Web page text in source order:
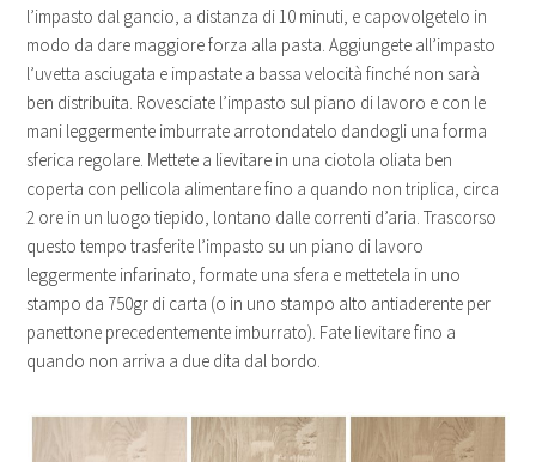
l’impasto dal gancio, a distanza di 10 minuti, e capovolgetelo in
modo da dare maggiore forza alla pasta. Aggiungete all’impasto
l’uvetta asciugata e impastate a bassa velocità finché non sarà
ben distribuita. Rovesciate l’impasto sul piano di lavoro e con le
mani leggermente imburrate arrotondatelo dandogli una forma
sferica regolare. Mettete a lievitare in una ciotola oliata ben
coperta con pellicola alimentare fino a quando non triplica, circa
2 ore in un luogo tiepido, lontano dalle correnti d’aria. Trascorso
questo tempo trasferite l’impasto su un piano di lavoro
leggermente infarinato, formate una sfera e mettetela in uno
stampo da 750gr di carta (o in uno stampo alto antiaderente per
panettone precedentemente imburrato). Fate lievitare fino a
quando non arriva a due dita dal bordo.